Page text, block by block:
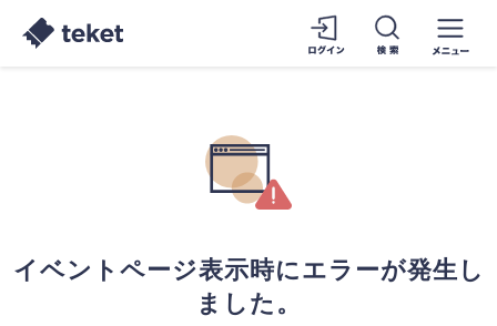
イベントページ表示時にエラーが発生し
ました。